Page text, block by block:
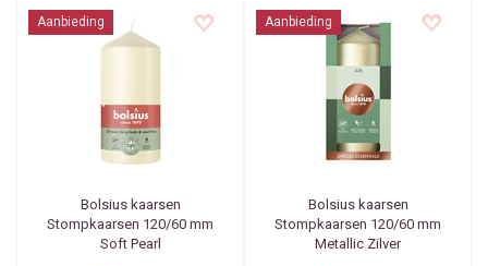
Aanbieding
Bolsius kaarsen
Stompkaarsen 120/60 mm
Soft Pearl
Aanbieding
Bolsius kaarsen
Stompkaarsen 120/60 mm
Metallic Zilver